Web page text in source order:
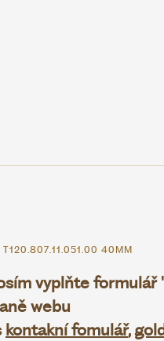
T120.807.11.051.00 40MM
vyplňte
webu
kontakní fomulář,